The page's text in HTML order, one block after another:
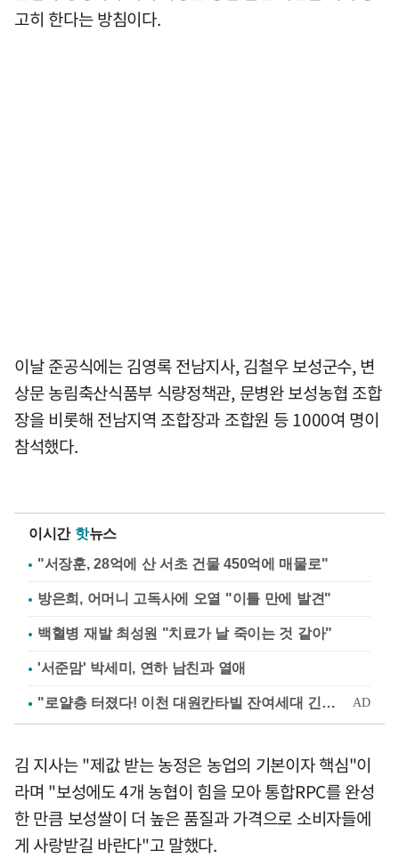
고히 한다는 방침이다.
이날 준공식에는 김영록 전남지사, 김철우 보성군수, 변
상문 농림축산식품부 식량정책관, 문병완 보성농협 조합
장을 비롯해 전남지역 조합장과 조합원 등 1000여 명이
참석했다.
이시간 핫뉴스
"서장훈, 28억에 산 서초 건물 450억에 매물로"
방은희, 어머니 고독사에 오열 "이틀 만에 발견"
백혈병 재발 최성원 "치료가 날 죽이는 것 같아"
'서준맘' 박세미, 연하 남친과 열애
김 지사는 "제값 받는 농정은 농업의 기본이자 핵심"이
라며 "보성에도 4개 농협이 힘을 모아 통합RPC를 완성
한 만큼 보성쌀이 더 높은 품질과 가격으로 소비자들에
게 사랑받길 바란다"고 말했다.